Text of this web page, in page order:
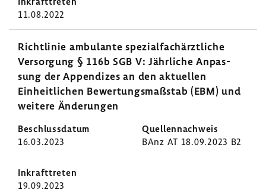
11.08.2022
Richt­linie ambu­lante spezi­al­fach­ärzt­liche
Versor­gung § 116b SGB V: Jähr­liche Anpas­
sung der Appen­dizes an den aktu­ellen
Einheit­li­chen Bewer­tungs­maß­stab (EBM) und
weitere Ände­rungen
16.03.2023 BAnz AT 18.09.2023 B2
19.09.2023